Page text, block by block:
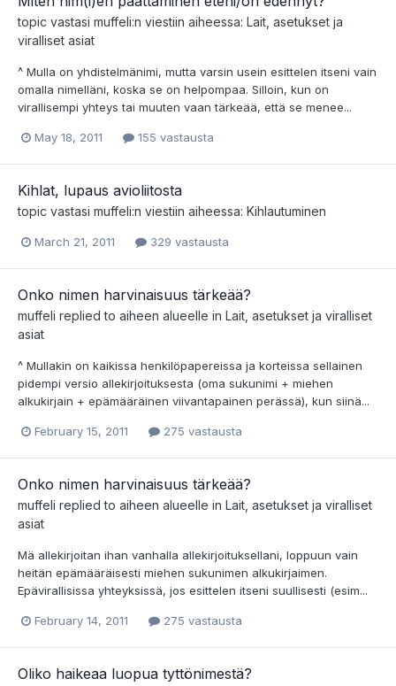
topic vastasi muffeli:n viestiin aiheessa: Lait, asetukset ja
viralliset asiat
^ Mulla on yhdistelmänimi, mutta varsin usein esittelen itseni vain
omalla nimelläni, koska se on helpompaa. Silloin, kun on
virallisempi yhteys tai muuten vaan tärkeää, että se menee...
May 18, 2011 155 vastausta
Kihlat, lupaus avioliitosta
topic vastasi muffeli:n viestiin aiheessa: Kihlautuminen
March 21, 2011 329 vastausta
Onko nimen harvinaisuus tärkeää?
muffeli replied to aiheen alueelle in Lait, asetukset ja viralliset
asiat
^ Mullakin on kaikissa henkilöpapereissa ja korteissa sellainen
pidempi versio allekirjoituksesta (oma sukunimi + miehen
alkukirjain + epämääräinen viivantapainen perässä), kun siinä...
February 15, 2011 275 vastausta
Onko nimen harvinaisuus tärkeää?
muffeli replied to aiheen alueelle in Lait, asetukset ja viralliset
asiat
Mä allekirjoitan ihan vanhalla allekirjoituksellani, loppuun vain
heitän epämääräisesti miehen sukunimen alkukirjaimen.
Epävirallisissa yhteyksissä, jos esittelen itseni suullisesti (esim...
February 14, 2011 275 vastausta
Oliko haikeaa luopua tyttönimestä?